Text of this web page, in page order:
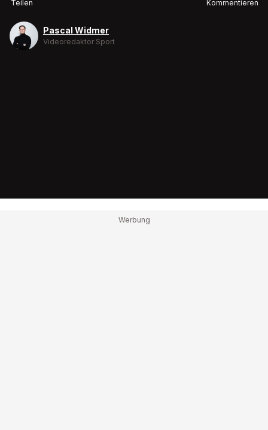
Teilen Kommentieren
Pascal Widmer
Videoredaktor Sport